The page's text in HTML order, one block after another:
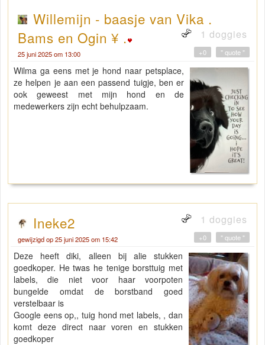
Willemijn - baasje van Vika .
Bams en Ogin ¥ .
1 doggies
25 juni 2025 om 13:00 " quote "
+0
Wilma ga eens met je hond naar petsplace,
ze helpen je aan een passend tuigje, ben er
ook geweest met mijn hond en de
medewerkers zijn echt behulpzaam.
Ineke2 1 doggies
gewijzigd op 25 juni 2025 om 15:42 " quote "
+0
Deze heeft diki, alleen bij alie stukken
goedkoper. He twas he tenige borsttuig met
labels, die niet voor haar voorpoten
bungelde omdat de borstband goed
verstelbaar is
Google eens op,, tuig hond met labels, , dan
komt deze direct naar voren en stukken
goedkoper